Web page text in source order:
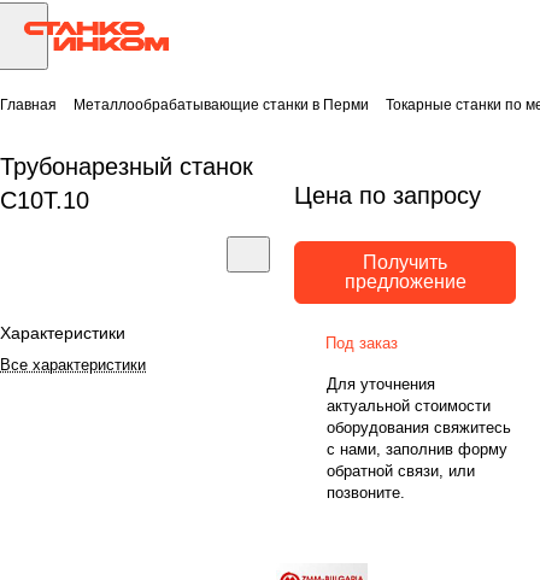
Главная Металлообрабатывающие станки в Перми Токарные станки по
Трубонарезный станок
C10T.10
Характеристики
Все характеристики
Цена по запросу
Получить
предложение
Под заказ
Для уточнения
актуальной стоимости
оборудования свяжитесь
с нами, заполнив форму
обратной связи, или
позвоните.